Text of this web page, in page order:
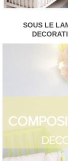
SOUS LE